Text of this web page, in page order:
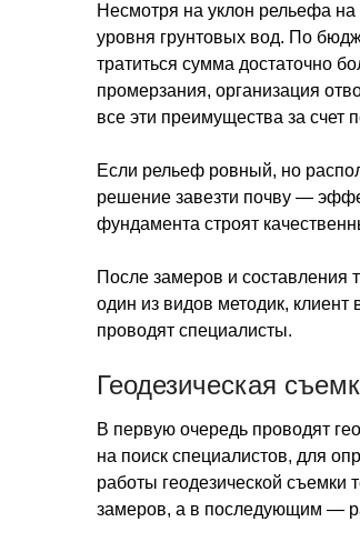
Несмотря на уклон рельефа на
уровня грунтовых вод. По
тратиться сумма достаточно
промерзания, организация
все эти преимущества за счет
Если рельеф ровный, но
решение завезти почву —
фундамента строят
После замеров и составления
один из видов методик,
проводят специалисты.
Геодезическая
В первую очередь проводят
на поиск специалистов, для
работы геодезической съемки
замеров, а в последующим —